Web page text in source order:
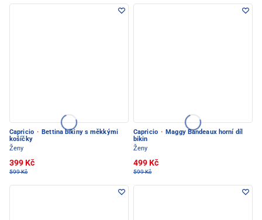
Capricio · Bettina bikiny s měkkými
košíčky
Ženy
399 Kč
599 Kč
Capricio · Maggy Bandeaux horní díl
bikin
Ženy
499 Kč
599 Kč